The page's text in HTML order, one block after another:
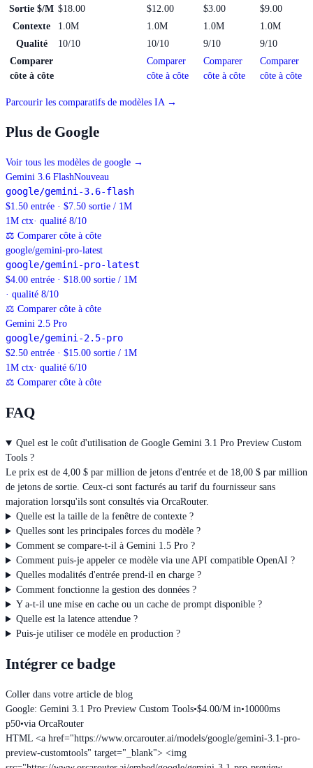
Sortie $/M $18.00 $12.00 $3.00
$9.00
Contexte
1.0M 1.0M 1.0M
1.0M
Qualité
10/10 10/10 9/10
9/10
Comparer
côte à côte
Comparer
côte à côte
Comparer
côte à côte
Comparer
côte à côte
Parcourir les comparatifs de modèles IA →
Plus de Google
Voir tous les modèles de google →
Gemini 3.6 FlashNouveau
google/gemini-3.6-flash
$1.50 entrée · $7.50 sortie / 1M
1M ctx· qualité 8/10
⚖ Comparer côte à côte
google/gemini-pro-latest
google/gemini-pro-latest
$4.00 entrée · $18.00 sortie / 1M
· qualité 8/10
⚖ Comparer côte à côte
Gemini 2.5 Pro
google/gemini-2.5-pro
$2.50 entrée · $15.00 sortie / 1M
1M ctx· qualité 6/10
⚖ Comparer côte à côte
FAQ
Quel est le coût d'utilisation de Google Gemini 3.1 Pro Preview Custom
Tools ?
Le prix est de 4,00 $ par million de jetons d'entrée et de 18,00 $ par million
de jetons de sortie. Ceux-ci sont facturés au tarif du fournisseur sans
majoration lorsqu'ils sont consultés via OrcaRouter.
Quelle est la taille de la fenêtre de contexte ?
Quelles sont les principales forces du modèle ?
Comment se compare-t-il à Gemini 1.5 Pro ?
Comment puis-je appeler ce modèle via une API compatible OpenAI ?
Quelles modalités d'entrée prend-il en charge ?
Comment fonctionne la gestion des données ?
Y a-t-il une mise en cache ou un cache de prompt disponible ?
Quelle est la latence attendue ?
Puis-je utiliser ce modèle en production ?
Intégrer ce badge
Coller dans votre article de blog
Google: Gemini 3.1 Pro Preview Custom Tools•$4.00/M in•10000ms
p50•via OrcaRouter
HTML <a href="https://www.orcarouter.ai/models/google/gemini-3.1-pro-
preview-customtools" target="_blank"> <img